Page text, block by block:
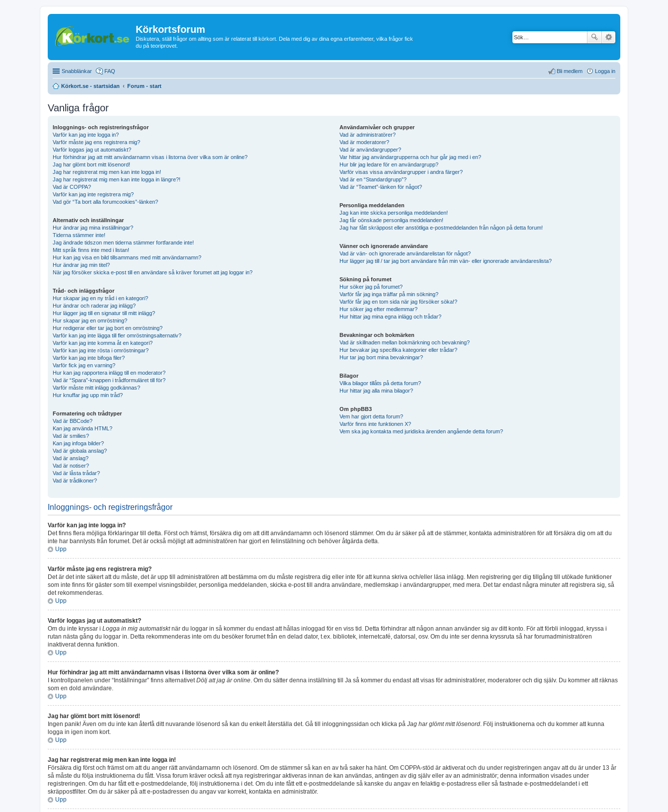
Körkortsforum
Diskutera, ställ frågor om allting som är relaterat till körkort. Dela med dig av dina egna erfarenheter, vilka frågor fick
du på teoriprovet.
Snabblänkar FAQ Logga in
Bli medlem
Körkort.se - startsidan Forum - start
Vanliga frågor
Inloggnings- och registreringsfrågor
Varför kan jag inte logga in?
Varför måste jag ens registrera mig?
Varför loggas jag ut automatiskt?
Hur förhindrar jag att mitt användarnamn visas i listorna över vilka som är online?
Jag har glömt bort mitt lösenord!
Jag har registrerat mig men kan inte logga in!
Jag har registrerat mig men kan inte logga in längre?!
Vad är COPPA?
Varför kan jag inte registrera mig?
Vad gör “Ta bort alla forumcookies”-länken?
Alternativ och inställningar
Hur ändrar jag mina inställningar?
Tiderna stämmer inte!
Jag ändrade tidszon men tiderna stämmer fortfarande inte!
Mitt språk finns inte med i listan!
Hur kan jag visa en bild tillsammans med mitt användarnamn?
Hur ändrar jag min titel?
När jag försöker skicka e-post till en användare så kräver forumet att jag loggar in?
Tråd- och inläggsfrågor
Hur skapar jag en ny tråd i en kategori?
Hur ändrar och raderar jag inlägg?
Hur lägger jag till en signatur till mitt inlägg?
Hur skapar jag en omröstning?
Hur redigerar eller tar jag bort en omröstning?
Varför kan jag inte lägga till fler omröstningsalternativ?
Varför kan jag inte komma åt en kategori?
Varför kan jag inte rösta i omröstningar?
Varför kan jag inte bifoga filer?
Varför fick jag en varning?
Hur kan jag rapportera inlägg till en moderator?
Vad är “Spara”-knappen i trådformuläret till för?
Varför måste mitt inlägg godkännas?
Hur knuffar jag upp min tråd?
Formatering och trådtyper
Vad är BBCode?
Kan jag använda HTML?
Vad är smilies?
Kan jag infoga bilder?
Vad är globala anslag?
Vad är anslag?
Vad är notiser?
Vad är låsta trådar?
Vad är trådikoner?
Användarnivåer och grupper
Vad är administratörer?
Vad är moderatorer?
Vad är användargrupper?
Var hittar jag användargrupperna och hur går jag med i en?
Hur blir jag ledare för en användargrupp?
Varför visas vissa användargrupper i andra färger?
Vad är en “Standardgrupp”?
Vad är “Teamet”-länken för något?
Personliga meddelanden
Jag kan inte skicka personliga meddelanden!
Jag får oönskade personliga meddelanden!
Jag har fått skräppost eller anstötliga e-postmeddelanden från någon på detta forum!
Vänner och ignorerade användare
Vad är vän- och ignorerade användarelistan för något?
Hur lägger jag till / tar jag bort användare från min vän- eller ignorerade användareslista?
Sökning på forumet
Hur söker jag på forumet?
Varför får jag inga träffar på min sökning?
Varför får jag en tom sida när jag försöker söka!?
Hur söker jag efter medlemmar?
Hur hittar jag mina egna inlägg och trådar?
Bevakningar och bokmärken
Vad är skillnaden mellan bokmärkning och bevakning?
Hur bevakar jag specifika kategorier eller trådar?
Hur tar jag bort mina bevakningar?
Bilagor
Vilka bilagor tillåts på detta forum?
Hur hittar jag alla mina bilagor?
Om phpBB3
Vem har gjort detta forum?
Varför finns inte funktionen X?
Vem ska jag kontakta med juridiska ärenden angående detta forum?
Inloggnings- och registreringsfrågor
Varför kan jag inte logga in?
Det finns flera möjliga förklaringar till detta. Först och främst, försäkra dig om att ditt användarnamn och lösenord stämmer. Om du är säker på att de stämmer, kontakta administratören för att försäkra dig om att du
inte har bannlysts från forumet. Det är också möjligt att administratören har gjort en felinställning och behöver åtgärda detta.
Upp
Varför måste jag ens registrera mig?
Det är det inte säkert att du måste, det är upp till administratören att bestämma om du måste registrera dig eller inte för att kunna skriva och/eller läsa inlägg. Men registrering ger dig tillgång till utökade funktioner
som inte finns för gäster som till exempel visningsbilder, personliga meddelanden, skicka e-post till andra användare, medlemskap i användargrupper, med mera. Det tar endast några minuter att registrera sig, så
det rekommenderas.
Upp
Varför loggas jag ut automatiskt?
Om du inte kryssar i Logga in mig automatisktnär du loggar in så kommer du endast att hållas inloggad för en viss tid. Detta förhindrar att någon annan använder sig av ditt konto. För att förbli inloggad, kryssa i
rutan nästa gång du loggar in. Detta rekommenderas inte om du besöker forumet från en delad dator, t.ex. bibliotek, internetcafé, datorsal, osv. Om du inte ser denna kryssruta så har forumadministratören
inaktiverat denna funktion.
Upp
Hur förhindrar jag att mitt användarnamn visas i listorna över vilka som är online?
I kontrollpanelen under “Inställningar” finns alternativet Dölj att jag är online . Om du sätter denna inställning till Ja så kommer du endast att visas för administratörer, moderatorer och dig själv. Du kommer att räknas
som en dold användare.
Upp
Jag har glömt bort mitt lösenord!
Ingen panik! Även om du inte kan återfå ditt nuvarande lösenord så kan du enkelt återställa det. Gå till inloggningssidan och klicka på Jag har glömt mitt lösenord . Följ instruktionerna och du kommer att kunna
logga in igen inom kort.
Upp
Jag har registrerat mig men kan inte logga in!
Försäkra dig först och främst om att du anger rätt användarnamn och lösenord. Om de stämmer så kan en av två saker ha hänt. Om COPPA-stöd är aktiverat och du under registreringen angav att du är under 13 år
så måste du följa instruktionerna du fått. Vissa forum kräver också att nya registreringar aktiveras innan de kan användas, antingen av dig själv eller av an administratör; denna information visades under
registreringen. Om du har fått ett e-postmeddelande, följ instruktionerna i det. Om du inte fått ett e-postmeddelande så kanske du angav en felaktig e-postadress eller så fastnade e-postmeddelandet i ett
skräppostfilter. Om du är säker på att e-postadressen du angav var korrekt, kontakta en administratör.
Upp